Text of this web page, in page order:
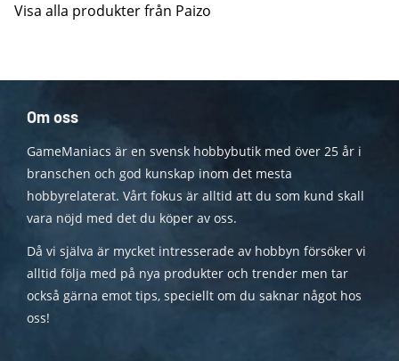
Visa alla produkter från Paizo
Om oss
GameManiacs är en svensk hobbybutik med över 25 år i
branschen och god kunskap inom det mesta
hobbyrelaterat. Vårt fokus är alltid att du som kund skall
vara nöjd med det du köper av oss.
Då vi själva är mycket intresserade av hobbyn försöker vi
alltid följa med på nya produkter och trender men tar
också gärna emot tips, speciellt om du saknar något hos
oss!